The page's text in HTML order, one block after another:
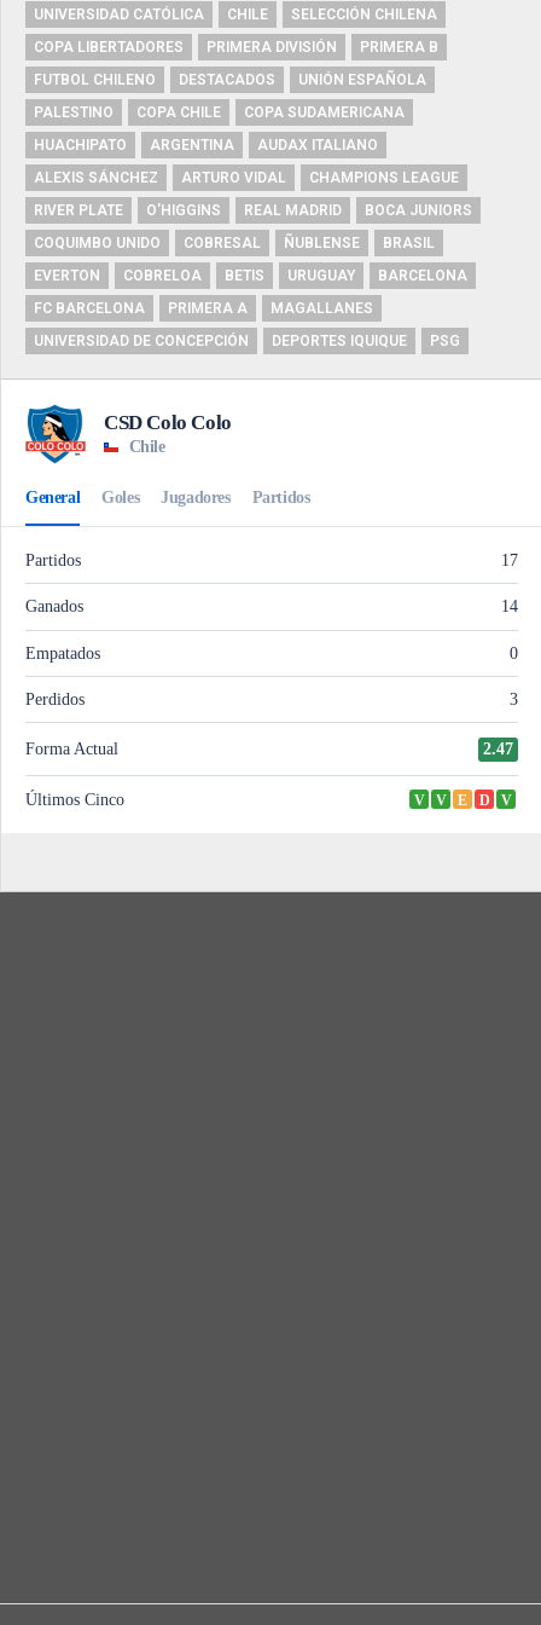
UNIVERSIDAD CATÓLICA
CHILE
SELECCIÓN CHILENA
COPA LIBERTADORES
PRIMERA DIVISIÓN
PRIMERA B
FUTBOL CHILENO
DESTACADOS
UNIÓN ESPAÑOLA
PALESTINO
COPA CHILE
COPA SUDAMERICANA
HUACHIPATO
ARGENTINA
AUDAX ITALIANO
ALEXIS SÁNCHEZ
ARTURO VIDAL
CHAMPIONS LEAGUE
RIVER PLATE
O'HIGGINS REAL MADRID
BOCA JUNIORS
COQUIMBO UNIDO
COBRESAL ÑUBLENSE
BRASIL
EVERTON
COBRELOA BETIS URUGUAY
BARCELONA
FC BARCELONA
PRIMERA A
MAGALLANES
UNIVERSIDAD DE CONCEPCIÓN
DEPORTES IQUIQUE PSG